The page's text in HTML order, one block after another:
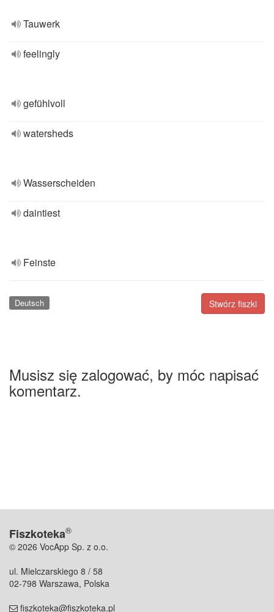
Tauwerk
feelingly
gefühlvoll
watersheds
Wasserscheiden
daintiest
Feinste
Stwórz fiszki
Deutsch
Musisz się zalogować, by móc napisać
komentarz.
Fiszkoteka®
© 2026 VocApp Sp. z o.o.
ul. Mielczarskiego 8 / 58
02-798 Warszawa, Polska
fiszkoteka@fiszkoteka.pl